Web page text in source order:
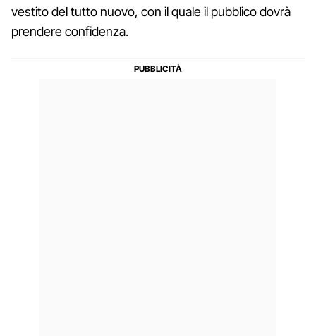
vestito del tutto nuovo, con il quale il pubblico dovrà
prendere confidenza.